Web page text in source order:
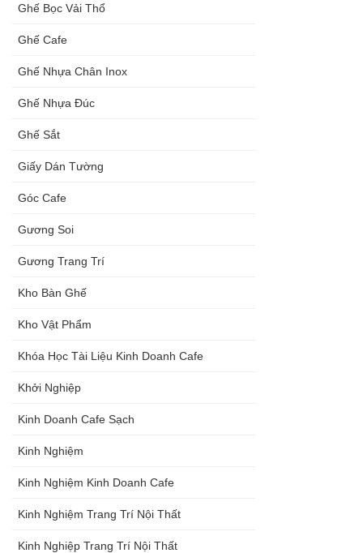
Ghế Bọc Vải Thổ
Ghế Cafe
Ghế Nhựa Chân Inox
Ghế Nhựa Đúc
Ghế Sắt
Giấy Dán Tường
Góc Cafe
Gương Soi
Gương Trang Trí
Kho Bàn Ghế
Kho Vật Phẩm
Khóa Học Tài Liệu Kinh Doanh Cafe
Khởi Nghiệp
Kinh Doanh Cafe Sạch
Kinh Nghiệm
Kinh Nghiệm Kinh Doanh Cafe
Kinh Nghiệm Trang Trí Nội Thất
Kinh Nghiệp Trang Trí Nội Thất